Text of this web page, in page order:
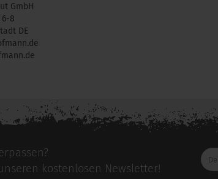
GmbH
6-8
DE
kostenlosen Newsletter!
Deine
E-